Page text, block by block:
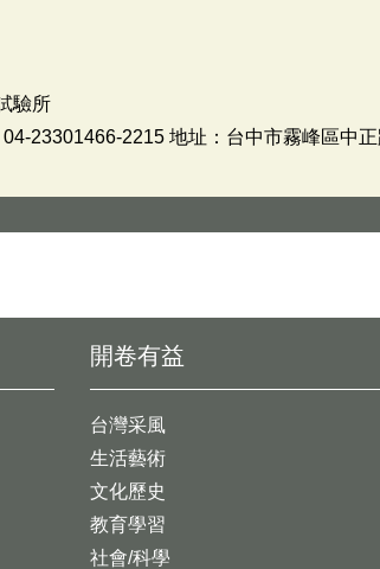
驗所
23301466-2215 地址：台中市霧峰區中
開卷有益
台灣采風
生活藝術
文化歷史
教育學習
社會/科學